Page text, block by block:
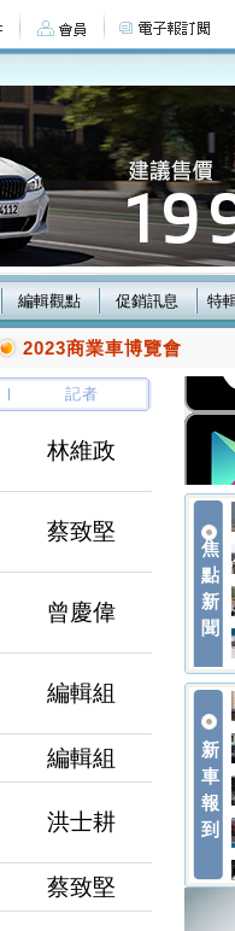
編輯觀點 促銷訊息 特
2023商業車博覽會
記者
林維政
蔡致堅
曾慶偉
編輯組
編輯組
洪士耕
蔡致堅
焦
點
新
聞
新
車
報
到